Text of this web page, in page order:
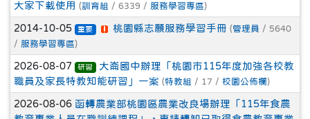
大家下載使用 (訓育組 / 6339 / 服務學習專區)
2014-10-05 重要 桃園縣志願服務學習手冊 (管理員 / 5640
/ 服務學習專區)
2026-08-07 研習
大崙國中辦理「桃園市115年度加強各校教
職員及家長特教知能研習」一案 (特教組 / 17 / 校園公佈欄 )
2026-08-06 函轉農業部桃園區農業改良場辦理「115年食農